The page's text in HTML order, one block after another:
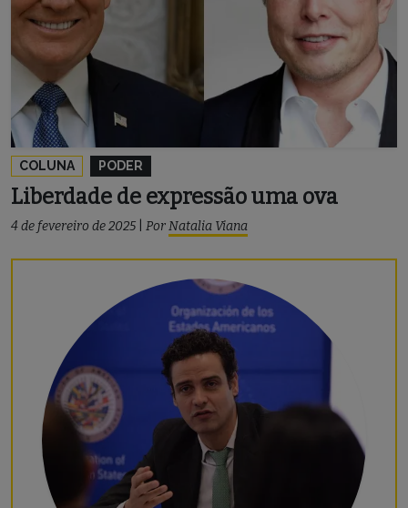
COLUNA PODER
Liberdade de expressão uma ova
4 de fevereiro de 2025 PorNatalia Viana